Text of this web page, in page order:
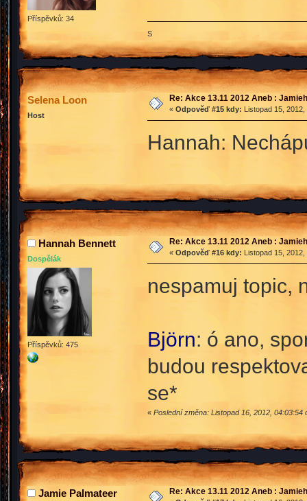
Příspěvků: 34
S
Selena Loon
Host
Re: Akce 13.11 2012 Aneb :
« Odpověď #15 kdy: Listopad 15,
Hannah:
Hannah Bennett
Dospělák
Příspěvků: 475
Re: Akce 13.11 2012 Aneb :
« Odpověď #16 kdy: Listopad 15,
nespamuj topic,
Björn: ó ano,
budou
se*
« Poslední změna: Listopad 16, 2012, 04:03:54
Jamie Palmateer Re: Akce 13.11 2012 Aneb :